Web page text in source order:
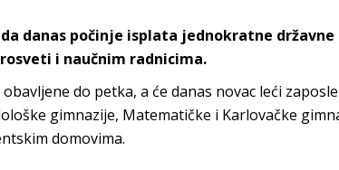
danas počinje isplata jednokratne državne
i naučnim radnicima.
do petka, a će danas novac leći
gimnazije, Matematičke i Karlovačke
domovima.